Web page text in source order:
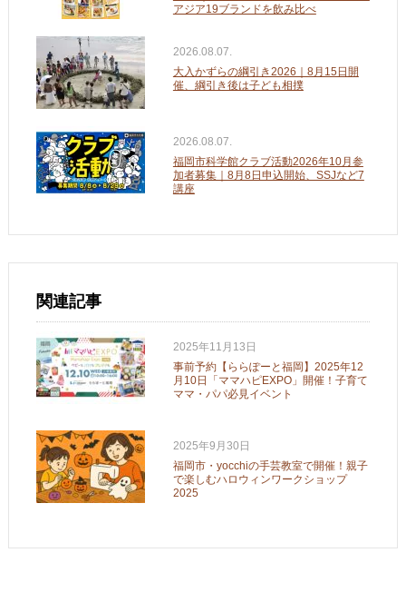
アジア19ブランドを飲み比べ
2026.08.07.
大入かずらの綱引き2026｜8月15日開
催、綱引き後は子ども相撲
2026.08.07.
福岡市科学館クラブ活動2026年10月参
加者募集｜8月8日申込開始、SSJなど7
講座
関連記事
2025年11月13日
事前予約【ららぽーと福岡】2025年12
月10日「ママハピEXPO」開催！子育て
ママ・パパ必見イベント
2025年9月30日
福岡市・yocchiの手芸教室で開催！親子
で楽しむハロウィンワークショップ
2025